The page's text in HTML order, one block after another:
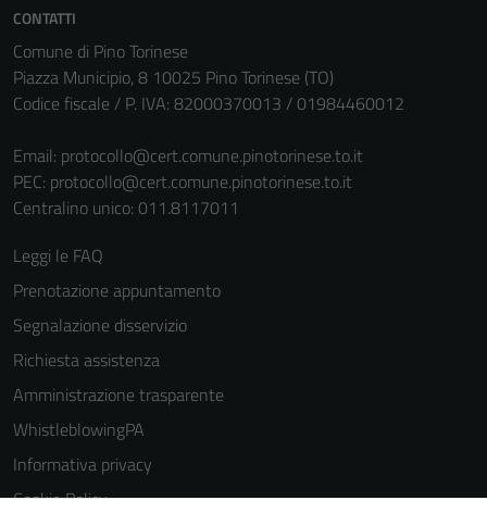
CONTATTI
Comune di Pino Torinese
Piazza Municipio, 8 10025 Pino Torinese (TO)
Codice fiscale / P. IVA: 82000370013 / 01984460012
Email: protocollo@cert.comune.pinotorinese.to.it
PEC: protocollo@cert.comune.pinotorinese.to.it
Centralino unico: 011.8117011
Leggi le FAQ
Prenotazione appuntamento
Segnalazione disservizio
Richiesta assistenza
Amministrazione trasparente
WhistleblowingPA
Informativa privacy
Cookie Policy
non raccolgono